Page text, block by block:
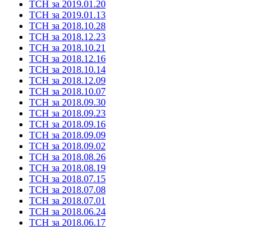
ТСН за 2019.01.20
ТСН за 2019.01.13
ТСН за 2018.10.28
ТСН за 2018.12.23
ТСН за 2018.10.21
ТСН за 2018.12.16
ТСН за 2018.10.14
ТСН за 2018.12.09
ТСН за 2018.10.07
ТСН за 2018.09.30
ТСН за 2018.09.23
ТСН за 2018.09.16
ТСН за 2018.09.09
ТСН за 2018.09.02
ТСН за 2018.08.26
ТСН за 2018.08.19
ТСН за 2018.07.15
ТСН за 2018.07.08
ТСН за 2018.07.01
ТСН за 2018.06.24
ТСН за 2018.06.17